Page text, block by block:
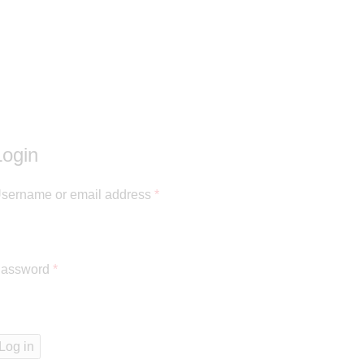
or email address *
*
in